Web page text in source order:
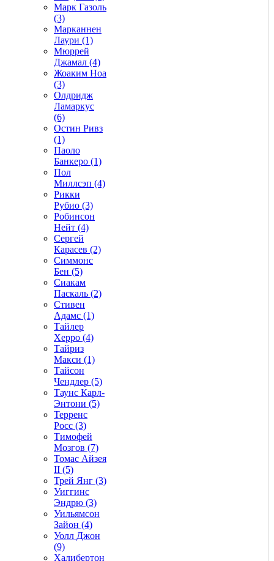
Марк Газоль
(3)
Марканнен
Лаури (1)
Мюррей
Джамал (4)
Жоаким Ноа
(3)
Олдридж
Ламаркус
(6)
Остин Ривз
(1)
Паоло
Банкеро (1)
Пол
Миллсэп (4)
Рикки
Рубио (3)
Робинсон
Нейт (4)
Сергей
Карасев (2)
Симмонс
Бен (5)
Сиакам
Паскаль (2)
Стивен
Адамс (1)
Тайлер
Херро (4)
Тайриз
Макси (1)
Тайсон
Чендлер (5)
Таунс Карл-
Энтони (5)
Терренс
Росс (3)
Тимофей
Мозгов (7)
Томас Айзея
II (5)
Трей Янг (3)
Уиггинс
Эндрю (3)
Уильямсон
Зайон (4)
Уолл Джон
(9)
Халибертон